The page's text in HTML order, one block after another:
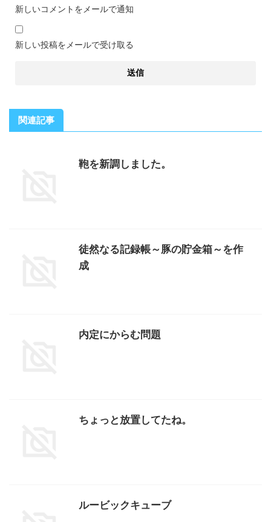
新しいコメントをメールで通知
新しい投稿をメールで受け取る
関連記事
鞄を新調しました。
徒然なる記録帳～豚の貯金箱～を作
成
内定にからむ問題
ちょっと放置してたね。
ルービックキューブ